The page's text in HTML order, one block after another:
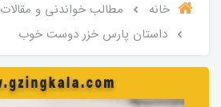
خانه مطالب خواندنی و مقالات
داستان پارس خزر دوست خوب